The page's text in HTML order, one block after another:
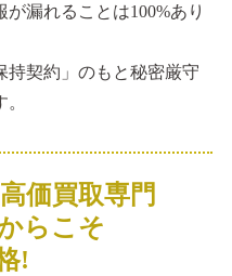
漏れることは100%あり
持契約」のもと秘密厳守
価買取専門
らこそ
!